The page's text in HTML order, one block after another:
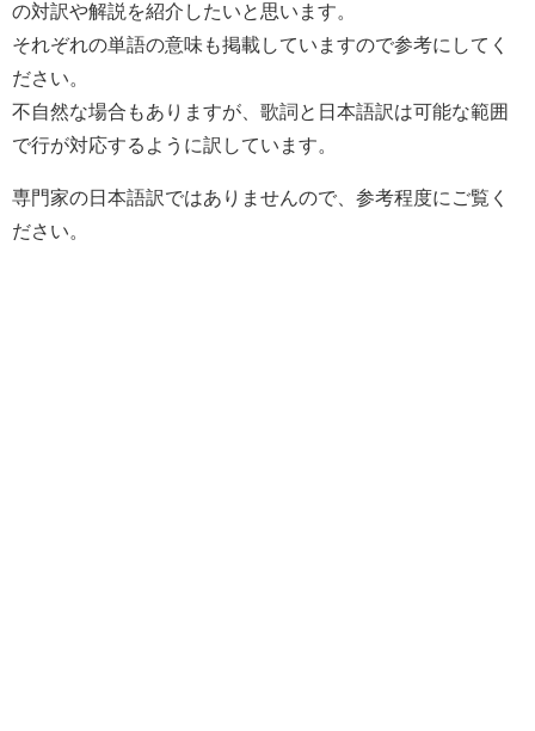
の対訳や解説を紹介したいと思います。
それぞれの単語の意味も掲載していますので参考にしてく
ださい。
不自然な場合もありますが、歌詞と日本語訳は可能な範囲
で行が対応するように訳しています。
専門家の日本語訳ではありませんので、参考程度にご覧く
ださい。